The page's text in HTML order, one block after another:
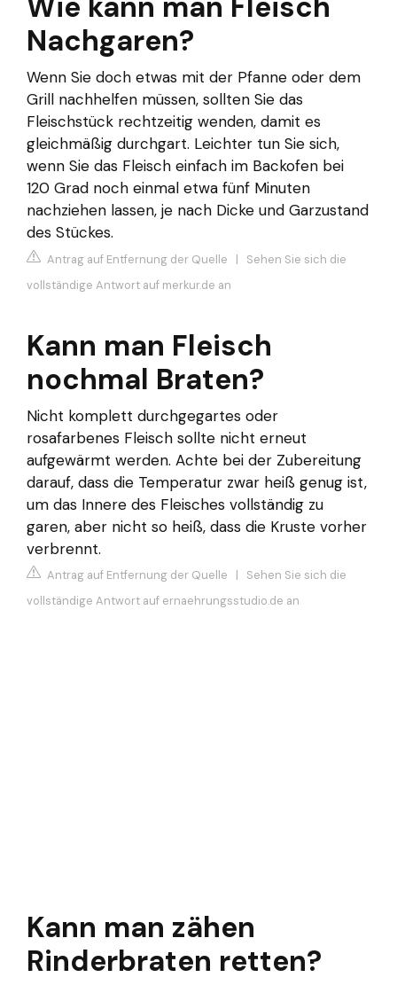
Nachgaren?
Wenn Sie doch etwas mit der Pfanne oder dem
Grill nachhelfen müssen, sollten Sie das
Fleischstück rechtzeitig wenden, damit es
gleichmäßig durchgart. Leichter tun Sie sich,
wenn Sie das Fleisch einfach im Backofen bei
120 Grad noch einmal etwa fünf Minuten
nachziehen lassen, je nach Dicke und Garzustand
des Stückes.
Antrag auf Entfernung der Quelle | Sehen Sie sich die
vollständige Antwort auf merkur.de an
Kann man Fleisch
nochmal Braten?
Nicht komplett durchgegartes oder
rosafarbenes Fleisch sollte nicht erneut
aufgewärmt werden. Achte bei der Zubereitung
darauf, dass die Temperatur zwar heiß genug ist,
um das Innere des Fleisches vollständig zu
garen, aber nicht so heiß, dass die Kruste vorher
verbrennt.
Antrag auf Entfernung der Quelle | Sehen Sie sich die
vollständige Antwort auf ernaehrungsstudio.de an
Kann man zähen
Rinderbraten retten?